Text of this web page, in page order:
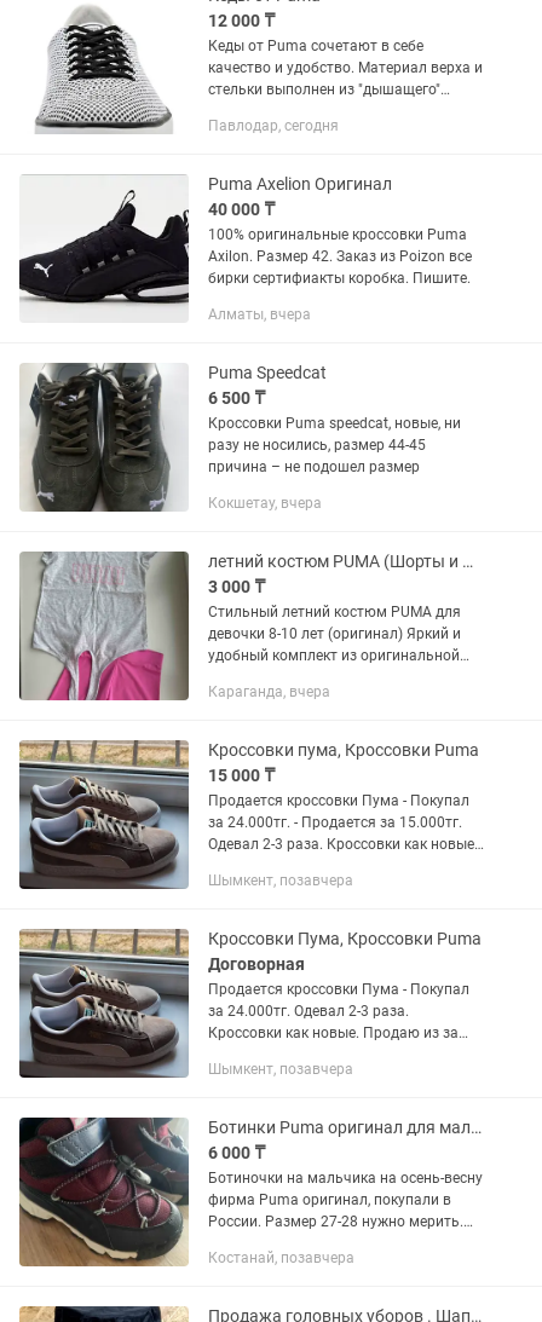
12 000 ₸
Кеды от Puma сочетают в себе
качество и удобство. Материал верха и
стельки выполнен из "дышащего"
шнуровка на подъеме, утолщенная
Павлодар, сегодня
Puma Axelion Оригинал
40 000 ₸
100% оригинальные кроссовки Puma
Axilon. Размер 42. Заказ из Poizon все
бирки сертифиакты коробка. Пишите.
Алматы, вчера
Puma Speedcat
6 500 ₸
Кроссовки Puma speedcat, новые, ни
разу не носились, размер 44-45
причина – не подошел размер
Кокшетау, вчера
летний костюм PUMA (Шорты и футболка)
3 000 ₸
Стильный летний костюм PUMA для
девочки 8-10 лет (оригинал) Яркий и
удобный комплект из оригинальной
прогулок или занятий спортом. Серый
Караганда, вчера
Кроссовки пума, Кроссовки Puma
15 000 ₸
Продается кроссовки Пума - Покупал
за 24.000тг. - Продается за 15.000тг.
Одевал 2-3 раза. Кроссовки как новые.
подошел... - Есть торг - Пишите и
Шымкент, позавчера
Кроссовки Пума, Кроссовки Puma
Договорная
Продается кроссовки Пума - Покупал
за 24.000тг. Одевал 2-3 раза.
Кроссовки как новые. Продаю из за
торг - Пишите и звоните всегда на
Шымкент, позавчера
Ботинки Puma оригинал для мальчика
6 000 ₸
Ботиночки на мальчика на осень-весну
фирма Puma оригинал, покупали в
России. Размер 27-28 нужно мерить.
Подойдут до самых заморозков. Не
Костанай, позавчера
Продажа головных уборов . Шапка-ушанка